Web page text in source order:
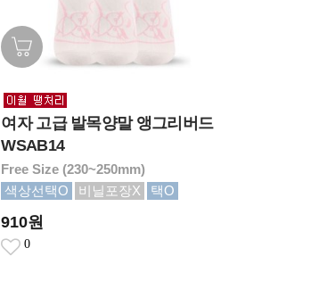
여자 고급 발목양말 앵그리버드
WSAB14
Free Size (230~250mm)
색상선택O
비닐포장X 택O
910원
0